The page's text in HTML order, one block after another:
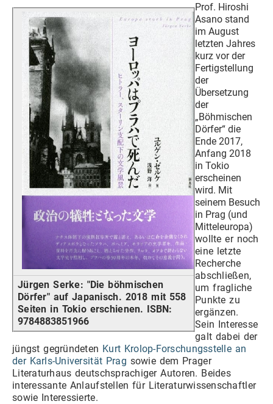
Jürgen Serke: "Die böhmischen
Dörfer" auf Japanisch. 2018 mit 558
Seiten in Tokio erschienen. ISBN:
9784883851966
Prof. Hiroshi
Asano stand
im August
letzten Jahres
kurz vor der
Fertigstellung
der
Übersetzung
der
„Böhmischen
Dörfer“ die
Ende 2017,
Anfang 2018
in Tokio
erscheinen
wird. Mit
seinem Besuch
in Prag (und
Mitteleuropa)
wollte er noch
eine letzte
Recherche
abschließen,
um fragliche
Punkte zu
ergänzen.
Sein Interesse
galt dabei der
jüngst gegründeten Kurt Krolop-Forschungsstelle an
der Karls-Universität Prag sowie dem Prager
Literaturhaus deutschsprachiger Autoren. Beides
interessante Anlaufstellen für Literaturwissenschaftler
sowie Interessierte.